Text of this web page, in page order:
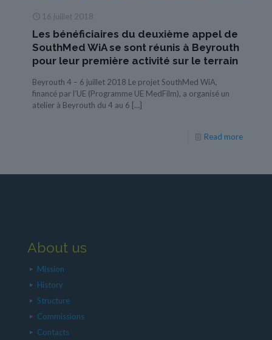
16 juillet 2018
Les bénéficiaires du deuxième appel de
SouthMed WiA se sont réunis à Beyrouth
pour leur première activité sur le terrain
Beyrouth 4 – 6 juillet 2018 Le projet SouthMed WiA,
financé par l’UE (Programme UE MedFilm), a organisé un
atelier à Beyrouth du 4 au 6 […]
Read more
About us
Mission
History
Structure
Commissions
Contacts